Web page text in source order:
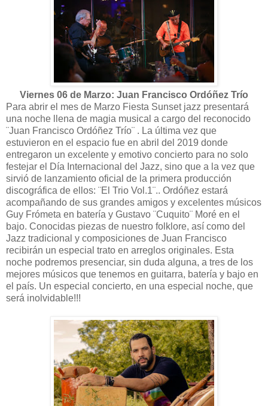
Viernes 06 de Marzo: Juan Francisco Ordóñez Trío
Para abrir el mes de Marzo Fiesta Sunset jazz presentará
una noche llena de magia musical a cargo del reconocido
¨Juan Francisco Ordóñez Trío¨ . La última vez que
estuvieron en el espacio fue en abril del 2019 donde
entregaron un excelente y emotivo concierto para no solo
festejar el Día Internacional del Jazz, sino que a la vez que
sirvió de lanzamiento oficial de la primera producción
discográfica de ellos: ¨El Trio Vol.1¨.. Ordóñez estará
acompañando de sus grandes amigos y excelentes músicos
Guy Frómeta en batería y Gustavo ¨Cuquito¨ Moré en el
bajo. Conocidas piezas de nuestro folklore, así como del
Jazz tradicional y composiciones de Juan Francisco
recibirán un especial trato en arreglos originales. Esta
noche podremos presenciar, sin duda alguna, a tres de los
mejores músicos que tenemos en guitarra, batería y bajo en
el país. Un especial concierto, en una especial noche, que
será inolvidable!!!